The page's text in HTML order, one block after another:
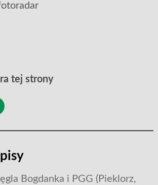
tej strony
Bogdanka i PGG (Pieklorz,